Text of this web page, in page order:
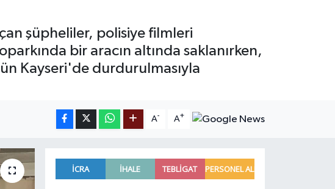
şüpheliler, polisiye filmleri
bir aracın altında saklanırken,
Kayseri'de durdurulmasıyla
A- A+